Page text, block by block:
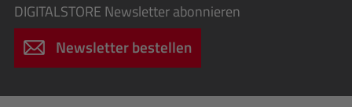
DIGITALSTORE Newsletter abonnieren
Newsletter bestellen